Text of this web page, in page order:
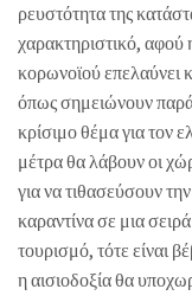
ρευστότητα της
χαρακτηριστικό, αφού
κορωνοϊού επελαύνει
όπως σημειώνουν
κρίσιμο θέμα για τον
μέτρα θα λάβουν οι
για να τιθασεύσουν
καραντίνα σε μια
τουρισμό, τότε είναι
η αισιοδοξία θα